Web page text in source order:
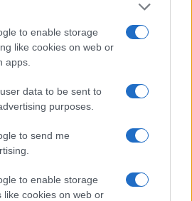
to enable storage
like cookies on web or
apps.
data to be sent to
purposes.
to send me
to enable storage
like cookies on web or